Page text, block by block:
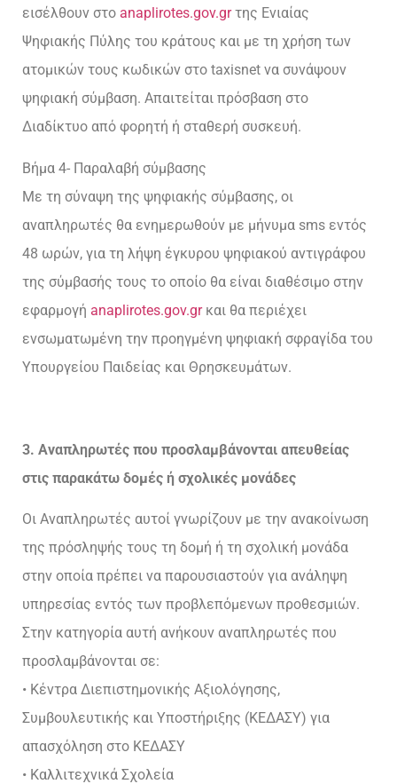
εισέλθουν στο anaplirotes.gov.grτης Ενιαίας
Ψηφιακής Πύλης του κράτους και με τη χρήση των
ατομικών τους κωδικών στο taxisnet να συνάψουν
ψηφιακή σύμβαση. Απαιτείται πρόσβαση στο
Διαδίκτυο από φορητή ή σταθερή συσκευή.
Βήμα 4- Παραλαβή σύμβασης
Με τη σύναψη της ψηφιακής σύμβασης, οι
αναπληρωτές θα ενημερωθούν με μήνυμα sms εντός
48 ωρών, για τη λήψη έγκυρου ψηφιακού αντιγράφου
της σύμβασής τους το οποίο θα είναι διαθέσιμο στην
εφαρμογή anaplirotes.gov.grκαι θα περιέχει
ενσωματωμένη την προηγμένη ψηφιακή σφραγίδα του
Υπουργείου Παιδείας και Θρησκευμάτων.
3. Αναπληρωτές που προσλαμβάνονται απευθείας
στις παρακάτω δομές ή σχολικές μονάδες
Οι Αναπληρωτές αυτοί γνωρίζουν με την ανακοίνωση
της πρόσληψής τους τη δομή ή τη σχολική μονάδα
στην οποία πρέπει να παρουσιαστούν για ανάληψη
υπηρεσίας εντός των προβλεπόμενων προθεσμιών.
Στην κατηγορία αυτή ανήκουν αναπληρωτές που
προσλαμβάνονται σε:
• Κέντρα Διεπιστημονικής Αξιολόγησης,
Συμβουλευτικής και Υποστήριξης (ΚΕΔΑΣΥ) για
απασχόληση στο ΚΕΔΑΣΥ
• Καλλιτεχνικά Σχολεία